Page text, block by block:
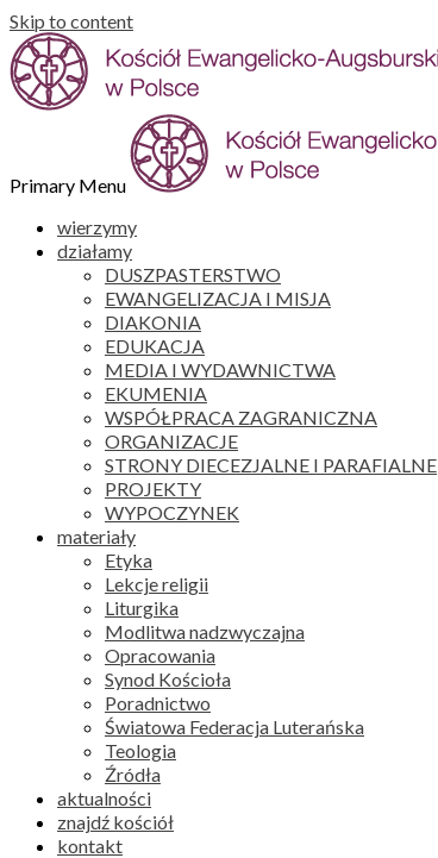
Skip to content
Primary Menu
wierzymy
działamy
DUSZPASTERSTWO
EWANGELIZACJA I MISJA
DIAKONIA
EDUKACJA
MEDIA I WYDAWNICTWA
EKUMENIA
WSPÓŁPRACA ZAGRANICZNA
ORGANIZACJE
STRONY DIECEZJALNE I PARAFIALNE
PROJEKTY
WYPOCZYNEK
materiały
Etyka
Lekcje religii
Liturgika
Modlitwa nadzwyczajna
Opracowania
Synod Kościoła
Poradnictwo
Światowa Federacja Luterańska
Teologia
Źródła
aktualności
znajdź kościół
kontakt